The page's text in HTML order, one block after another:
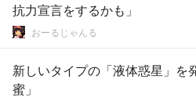
抗力宣言をするかも」
おーるじゃんる
新しいタイプの「液体惑星」を
蜜」